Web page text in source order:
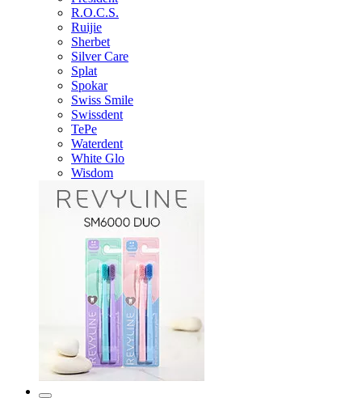
R.O.C.S.
Ruijie
Sherbet
Silver Care
Splat
Spokar
Swiss Smile
Swissdent
TePe
Waterdent
White Glo
Wisdom